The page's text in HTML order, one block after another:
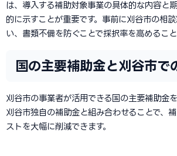
は、導入する補助対象事業の具体的な内容と
的に示すことが重要です。事前に刈谷市の相
い、書類不備を防ぐことで採択率を高めること
国の主要補助金と刈谷市で
刈谷市の事業者が活用できる国の主要補助金を
刈谷市独自の補助金と組み合わせることで、
ストを大幅に削減できます。